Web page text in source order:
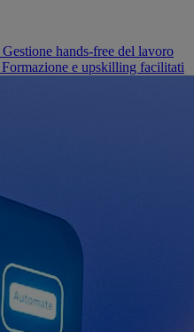
Gestione hands-free del lavoro
Formazione e upskilling facilitati